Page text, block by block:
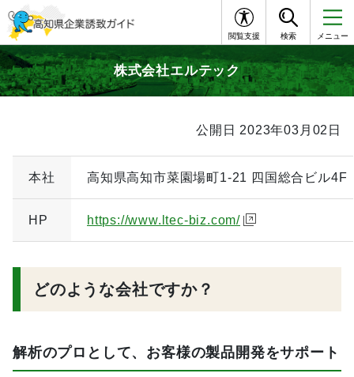
閲覧支援 検索 メニュー
株式会社エルテック
公開日 2023年03月02日
本社 高知県高知市菜園場町1-21 四国総合ビル4F
HP https://www.ltec-biz.com/
どのような会社ですか？
解析のプロとして、お客様の製品開発をサポート